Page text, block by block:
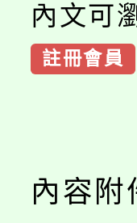
內文可
註冊會員
內容附